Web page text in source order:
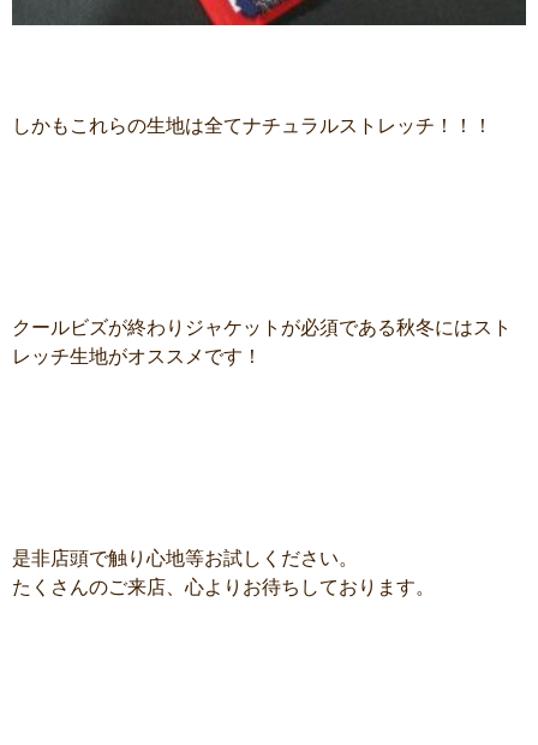
しかもこれらの生地は全てナチュラルストレッチ！！！
クールビズが終わりジャケットが必須である秋冬にはスト
レッチ生地がオススメです！
是非店頭で触り心地等お試しください。
たくさんのご来店、心よりお待ちしております。